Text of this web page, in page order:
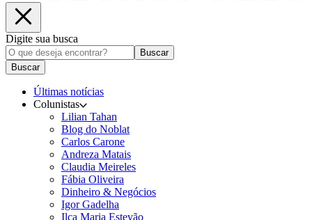
Digite sua busca
Buscar
Buscar
Últimas notícias
Colunistas
Lilian Tahan
Blog do Noblat
Carlos Carone
Andreza Matais
Claudia Meireles
Fábia Oliveira
Dinheiro & Negócios
Igor Gadelha
Ilca Maria Estevão